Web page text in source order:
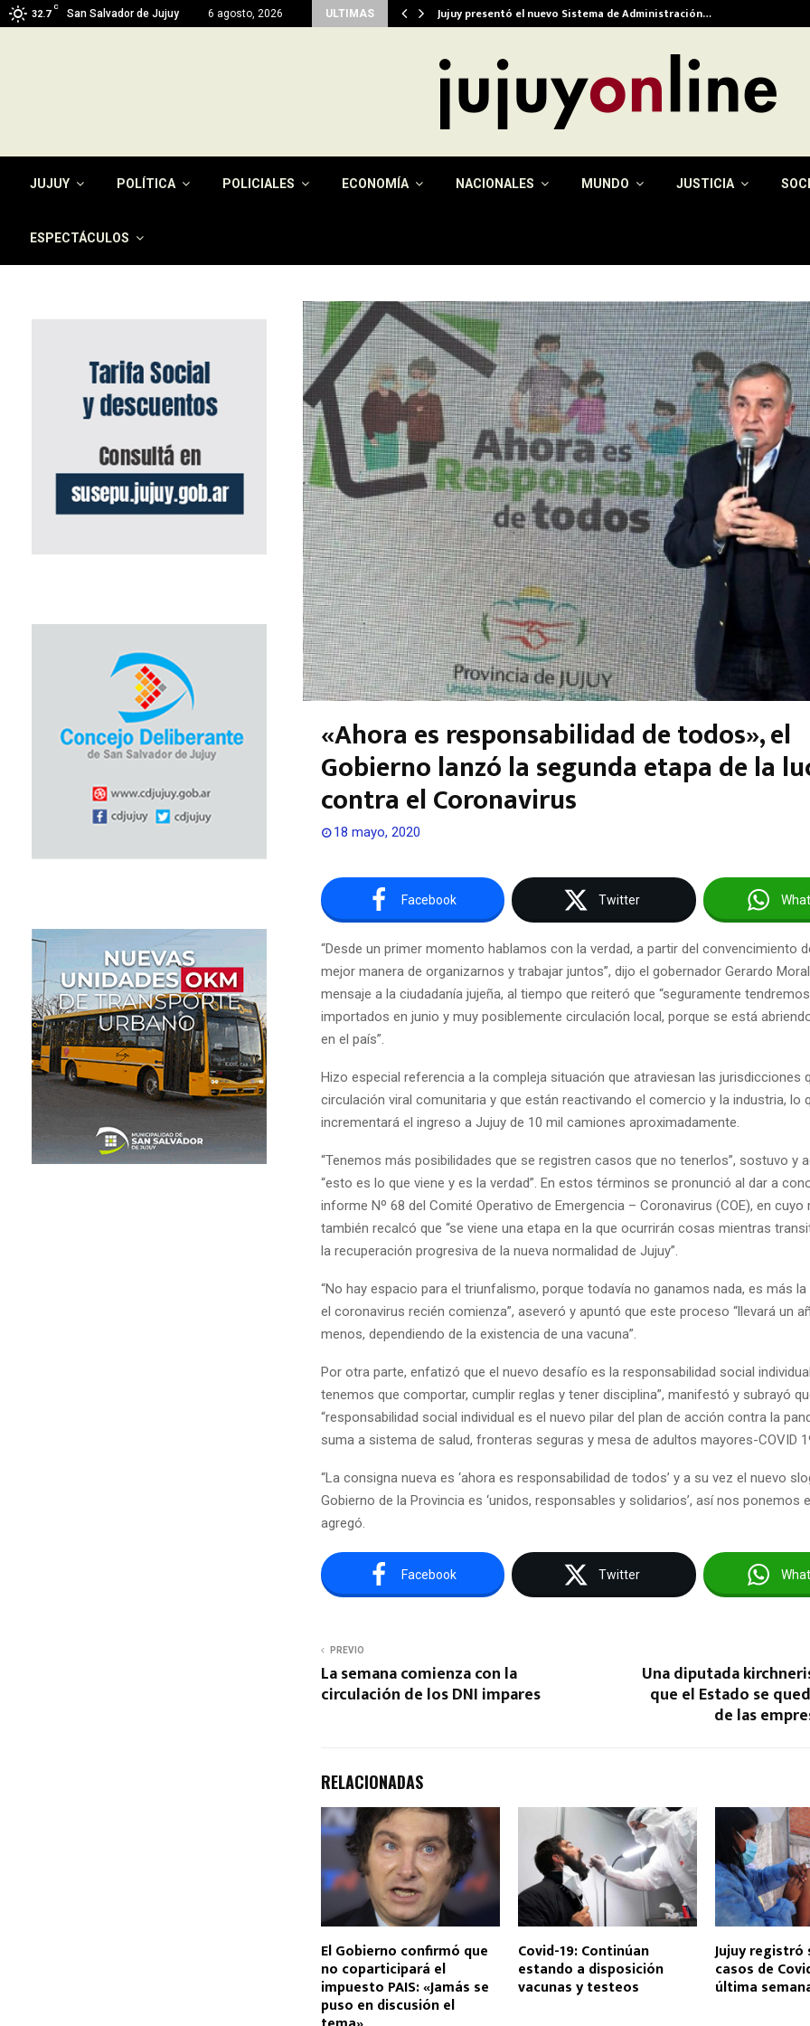
32.7
C
San Salvador de Jujuy 6 agosto, 2026 ULTIMAS
del pago de la tasa por… Jujuy presentó el nuevo Sistema de Administración…
JUJUY POLÍTICA POLICIALES ECONOMÍA NACIONALES MUNDO JUSTICIA
ESPECTÁCULOS
«Ahora es responsabilidad de todos», el
Gobierno lanzó la segunda etapa de la
contra el Coronavirus
18 mayo, 2020
Facebook Twitter
“Desde un primer momento hablamos con la verdad, a partir del convencimiento
mejor manera de organizarnos y trabajar juntos”, dijo el gobernador Gerardo
mensaje a la ciudadanía jujeña, al tiempo que reiteró que “seguramente
importados en junio y muy posiblemente circulación local, porque se está
en el país”.
Hizo especial referencia a la compleja situación que atraviesan las jurisdicciones
circulación viral comunitaria y que están reactivando el comercio y la industria, lo
incrementará el ingreso a Jujuy de 10 mil camiones aproximadamente.
“Tenemos más posibilidades que se registren casos que no tenerlos”, sostuvo y
“esto es lo que viene y es la verdad”. En estos términos se pronunció al dar a
informe Nº 68 del Comité Operativo de Emergencia – Coronavirus (COE), en cuyo
también recalcó que “se viene una etapa en la que ocurrirán cosas mientras
la recuperación progresiva de la nueva normalidad de Jujuy”.
“No hay espacio para el triunfalismo, porque todavía no ganamos nada, es más
el coronavirus recién comienza”, aseveró y apuntó que este proceso “llevará un
menos, dependiendo de la existencia de una vacuna”.
Por otra parte, enfatizó que el nuevo desafío es la responsabilidad social
tenemos que comportar, cumplir reglas y tener disciplina”, manifestó y subrayó
“responsabilidad social individual es el nuevo pilar del plan de acción contra la
suma a sistema de salud, fronteras seguras y mesa de adultos mayores-COVID
“La consigna nueva es ‘ahora es responsabilidad de todos’ y a su vez el nuevo
Gobierno de la Provincia es ‘unidos, responsables y solidarios’, así nos ponemos
agregó.
Facebook Twitter
PREVIO
La semana comienza con la
circulación de los DNI impares
Una diputada
que el Estado se
de las
RELACIONADAS
El Gobierno confirmó que
no coparticipará el
impuesto PAIS: «Jamás se
puso en discusión el
Covid-19: Continúan
estando a disposición
vacunas y testeos
Jujuy registró
casos de
última